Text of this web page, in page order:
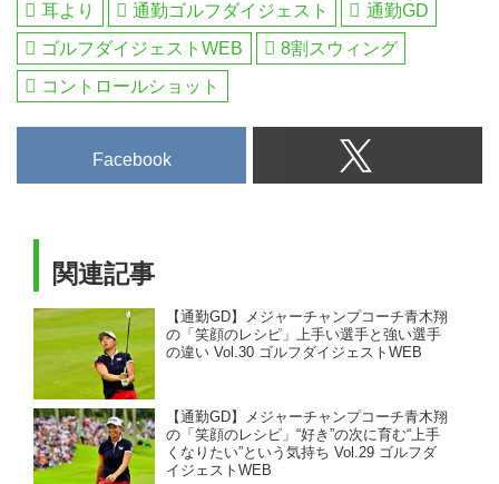
耳より
通勤ゴルフダイジェスト
通勤GD
ゴルフダイジェストWEB
8割スウィング
コントロールショット
Facebook
関連記事
【通勤GD】メジャーチャンプコーチ青木翔
の「笑顔のレシピ」上手い選手と強い選手
の違い Vol.30 ゴルフダイジェストWEB
【通勤GD】メジャーチャンプコーチ青木翔
の「笑顔のレシピ」“好き”の次に育む“上手
くなりたい”という気持ち Vol.29 ゴルフダ
イジェストWEB